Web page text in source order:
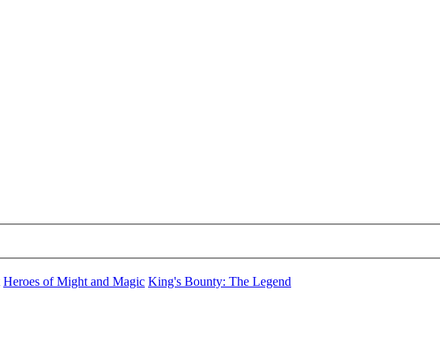
Heroes of Might and Magic King's Bounty: The Legend